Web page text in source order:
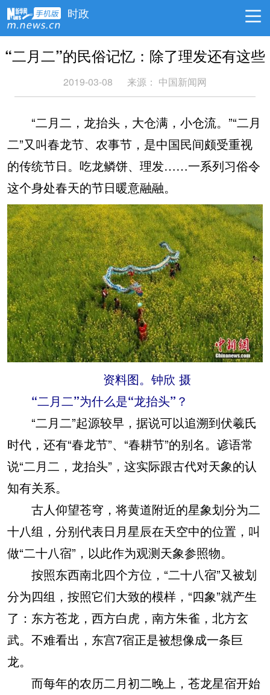
时政
“二月二”的民俗记忆：除了理发还有这些
2019-03-08 来源： 中国新闻网
“二月二，龙抬头，大仓满，小仓流。”“二月
二”又叫春龙节、农事节，是中国民间颇受重视
的传统节日。吃龙鳞饼、理发……一系列习俗令
这个身处春天的节日暖意融融。
资料图。钟欣 摄
“二月二”为什么是“龙抬头”？
“二月二”起源较早，据说可以追溯到伏羲氏
时代，还有“春龙节”、“春耕节”的别名。谚语常
说“二月二，龙抬头”，这实际跟古代对天象的认
知有关系。
古人仰望苍穹，将黄道附近的星象划分为二
十八组，分别代表日月星辰在天空中的位置，叫
做“二十八宿”，以此作为观测天象参照物。
按照东西南北四个方位，“二十八宿”又被划
分为四组，按照它们大致的模样，“四象”就产生
了：东方苍龙，西方白虎，南方朱雀，北方玄
武。不难看出，东宫7宿正是被想像成一条巨
龙。
而每年的农历二月初二晚上，苍龙星宿开始